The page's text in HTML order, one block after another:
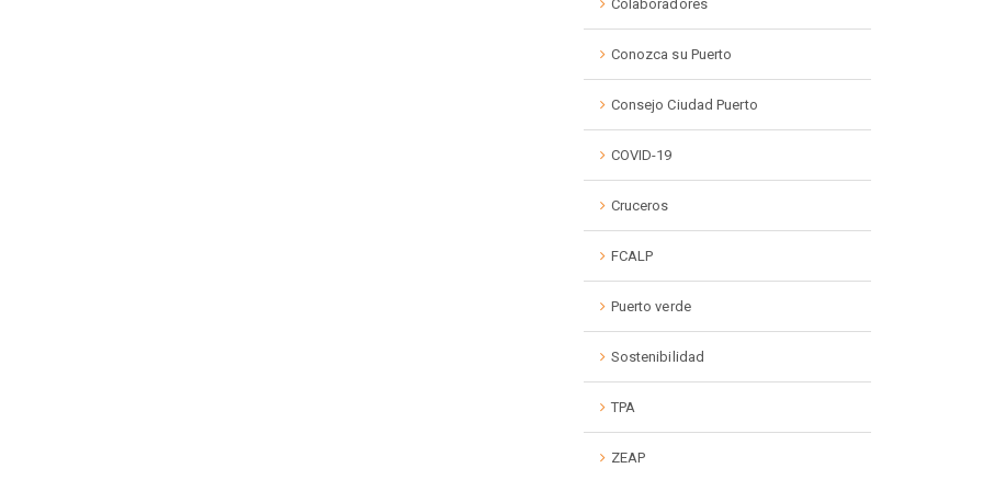
Colaboradores
Conozca su Puerto
Consejo Ciudad Puerto
COVID-19
Cruceros
FCALP
Puerto verde
Sostenibilidad
TPA
ZEAP